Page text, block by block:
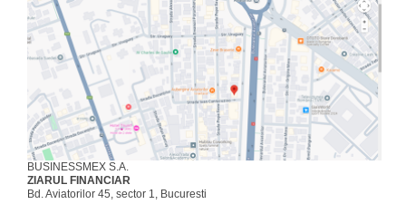
BUSINESSMEX S.A.
ZIARUL FINANCIAR
Bd. Aviatorilor 45, sector 1, Bucuresti